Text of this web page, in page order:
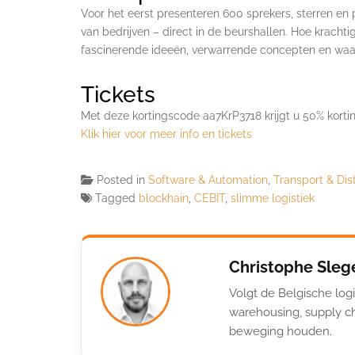
Voor het eerst presenteren 600 sprekers, sterren
van bedrijven – direct in de beurshallen. Hoe
fascinerende ideeën, verwarrende concepten en
Tickets
Met deze kortingscode aa7KrP3718 krijgt u 50%
Klik hier voor meer info en tickets
Posted in Software & Automation Transport &
Tagged blockhain CEBIT, slimme logistiek
Christophe
Volgt de Belgische
warehousing, supply
beweging houden.